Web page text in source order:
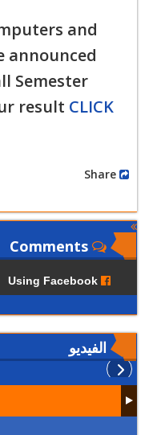
and
announced
Semester
result CLICK
الفيديو